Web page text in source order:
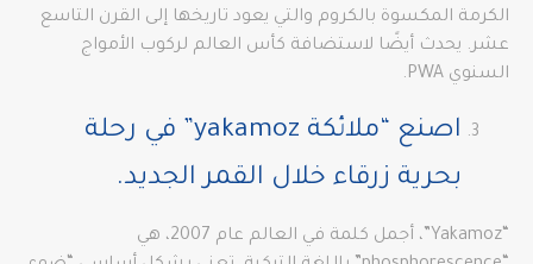
الكرمة المكسوة بالكروم والتي يعود تاريخها إلى القرن التاسع
عشر. يحدث أيضًا لاستضافة كأس العالم لركوب الأمواج
السنوي PWA.
اصنع “ملائكة yakamoz” في رحلة
بحرية زرقاء خلال القمر الجديد.
“Yakamoz”، أجمل كلمة في العالم عام 2007، هي